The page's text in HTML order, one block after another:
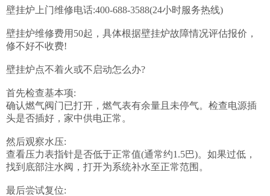
壁挂炉上门维修电话:400-688-3588(24小时服务热线)
壁挂炉维修费用50起，具体根据壁挂炉故障情况评估报价，
修不好不收费!
壁挂炉点不着火或不启动怎么办?
首先检查基本项:
确认燃气阀门已打开，燃气表有余量且未停气。检查电源插
头是否插好，家中供电正常。
然后观察水压:
查看压力表指针是否低于正常值(通常约1.5巴)。如果过低，
找到底部注水阀，打开为系统补水至正常范围。
最后尝试复位: